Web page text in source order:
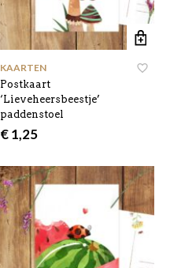
KAARTEN
Postkaart
‘Lieveheersbeestje’
paddenstoel
€1,25